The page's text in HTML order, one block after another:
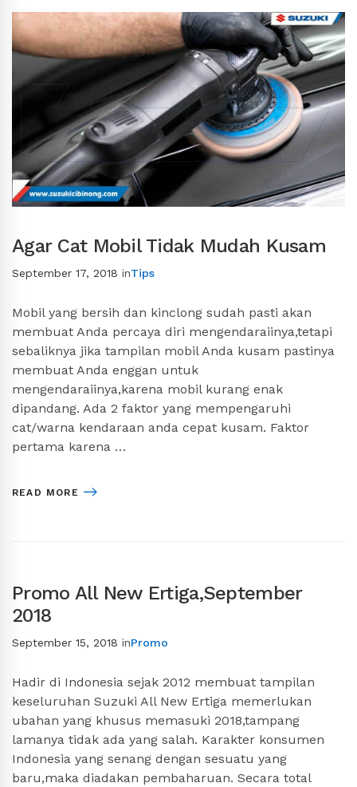
Agar Cat Mobil Tidak Mudah Kusam
September 17, 2018 inTips
Mobil yang bersih dan kinclong sudah pasti akan
membuat Anda percaya diri mengendaraiinya,tetapi
sebaliknya jika tampilan mobil Anda kusam pastinya
membuat Anda enggan untuk
mengendaraiinya,karena mobil kurang enak
dipandang. Ada 2 faktor yang mempengaruhi
cat/warna kendaraan anda cepat kusam. Faktor
pertama karena …
READ MORE
Promo All New Ertiga,September
2018
September 15, 2018 inPromo
Hadir di Indonesia sejak 2012 membuat tampilan
keseluruhan Suzuki All New Ertiga memerlukan
ubahan yang khusus memasuki 2018,tampang
lamanya tidak ada yang salah. Karakter konsumen
Indonesia yang senang dengan sesuatu yang
baru,maka diadakan pembaharuan. Secara total